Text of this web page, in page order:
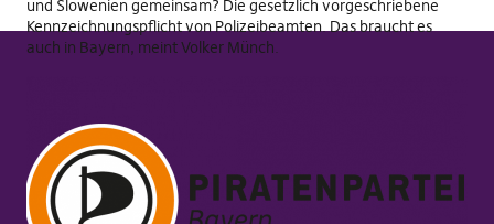
und Slowenien gemeinsam? Die gesetzlich vorgeschriebene
Kennzeichnungspflicht von Polizeibeamten. Das braucht es
auch in Bayern, meint Volker Münch.